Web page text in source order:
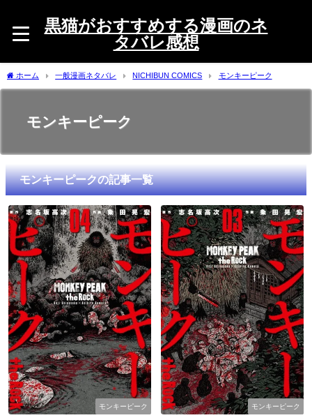
黒猫がおすすめする漫画のネ
タバレ感想
ホーム 一般漫画ネタバレ NICHIBUN COMICS モンキーピーク
モンキーピーク
モンキーピークの記事一覧
モンキーピーク モンキーピーク